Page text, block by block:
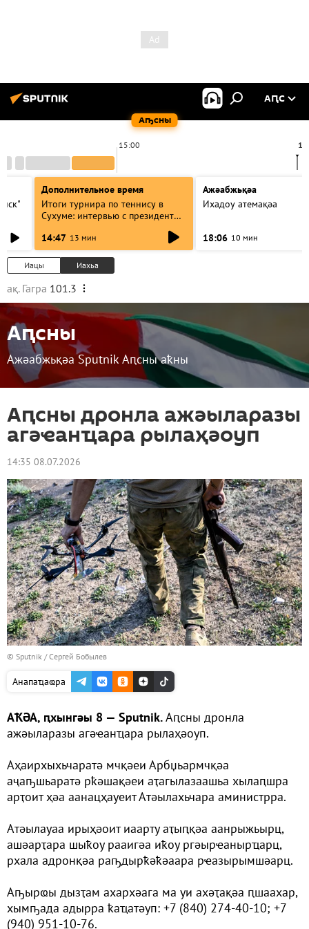
Аҧсны
АԤС
15:00
Дополнительное время
Итоги турнира по теннису в
Сухуме: интервью с президентом
14:47 13 мин
Ажәабжьқәа
Ихадоу атемақәа
18:06 10 мин
Иацы Иахьа
ақ. Гагра 101.3
Аԥсны
Ажәабжьқәа Sputnik Аԥсны аҟны
Аԥсны дронла ажәыларазы
агәҽанҵара рылаҳәоуп
14:35 08.07.2026
© Sputnik / Сергей Бобылев
Анапаҵаҩра
АҞӘА, ԥхынгәы 8 — Sputnik.Аԥсны дронла
ажәыларазы агәҽанҵара рылаҳәоуп.
Аҳаирхыхьчаратә мчқәеи Арбџьармчқәа
аҷаҧшьаратә рҟәшақәеи аҭагылазаашьа хылаԥшра
арҭоит ҳәа аанацҳауеит Атәылахьчара аминистрра.
Атәылауаа ирыҳәоит иаарту аҭыԥқәа аанрыжьырц,
ашәарҭара шыҟоу рааигәа иҟоу ргәырҽанырҵарц,
рхала адронқәа раҧдырҟәҟәаара рҽазырымшәарц.
Аҧырҩы дызҭам ахархәага ма уи ахәҭақәа ԥшаахар,
хымҧада адырра ҟаҵатәуп: +7 (840) 274-40-10; +7
(940) 951-10-76.